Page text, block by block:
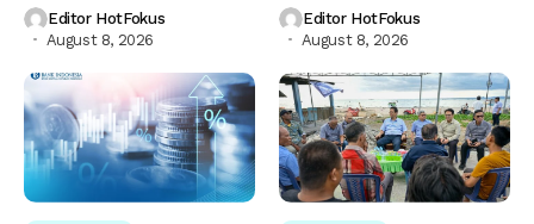
Editor HotFokus
August 8, 2026
Editor HotFokus
August 8, 2026